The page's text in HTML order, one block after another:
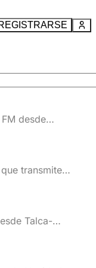
desde
transmite
Talca-